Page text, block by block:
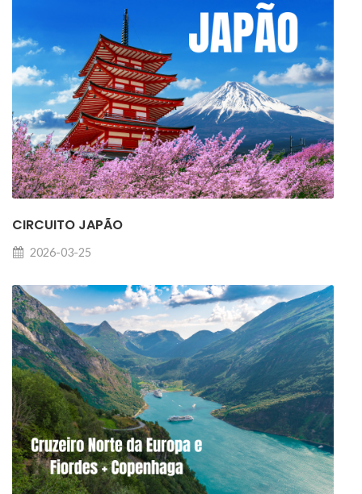
CIRCUITO JAPÃO
2026-03-25